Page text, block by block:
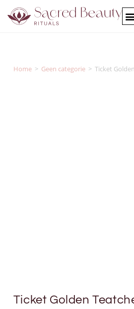
Home > Geen categorie > Ticket
Ticket Golden